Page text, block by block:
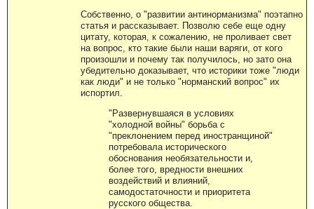
Собственно, о "развитии антинорманизма" поэтапно
статья и рассказывает. Позволю себе еще одну
цитату, которая, к сожалению, не проливает свет
на вопрос, кто такие были наши варяги, от кого
произошли и почему так получилось, но зато она
убедительно доказывает, что историки тоже "люди
как люди" и не только "норманский вопрос" их
испортил.
"Развернувшаяся в условиях
"холодной войны" борьба с
"преклонением перед иностранщиной"
потребовала исторического
обоснования необязательности и,
более того, вредности внешних
воздействий и влияний,
самодостаточности и приоритета
русского общества.